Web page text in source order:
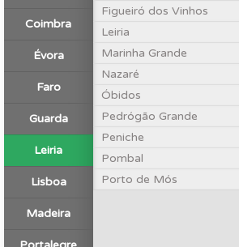
Coimbra
Évora
Faro
Guarda
Leiria
Lisboa
Madeira
Figueiró dos Vinhos
Leiria
Marinha Grande
Nazaré
Óbidos
Pedrógão Grande
Peniche
Pombal
Porto de Mós